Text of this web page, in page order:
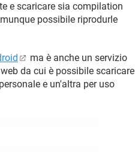
e scaricare sia compilation
possibile riprodurle
ma è anche un servizio
da cui è possibile scaricare
e un'altra per uso